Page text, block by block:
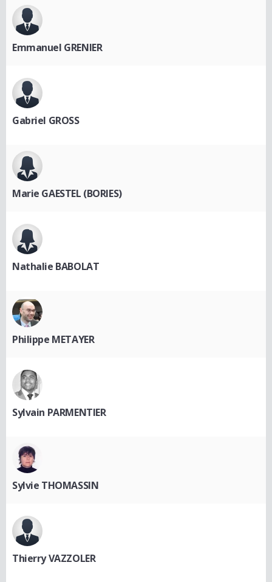
Emmanuel GRENIER
Gabriel GROSS
Marie GAESTEL (BORIES)
Nathalie BABOLAT
Philippe METAYER
Sylvain PARMENTIER
Sylvie THOMASSIN
Thierry VAZZOLER